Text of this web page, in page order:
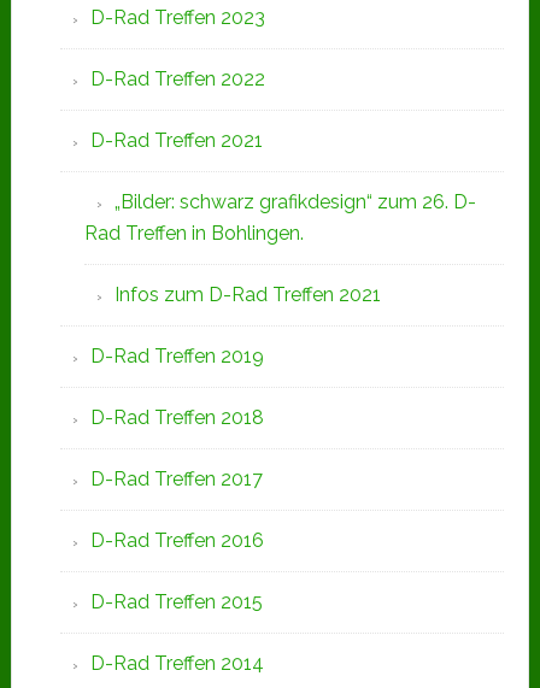
D-Rad Treffen 2023
D-Rad Treffen 2022
D-Rad Treffen 2021
„Bilder: schwarz grafikdesign“ zum 26. D-
Rad Treffen in Bohlingen.
Infos zum D-Rad Treffen 2021
D-Rad Treffen 2019
D-Rad Treffen 2018
D-Rad Treffen 2017
D-Rad Treffen 2016
D-Rad Treffen 2015
D-Rad Treffen 2014